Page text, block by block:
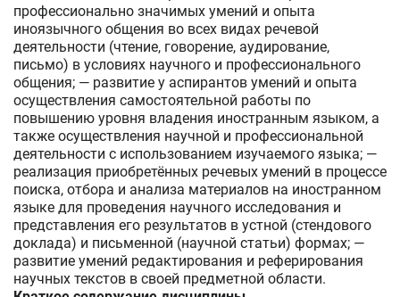
профессионально значимых умений и опыта
иноязычного общения во всех видах речевой
деятельности (чтение, говорение, аудирование,
письмо) в условиях научного и профессионального
общения; — развитие у аспирантов умений и опыта
осуществления самостоятельной работы по
повышению уровня владения иностранным языком, а
также осуществления научной и профессиональной
деятельности с использованием изучаемого языка; —
реализация приобретённых речевых умений в процессе
поиска, отбора и анализа материалов на иностранном
языке для проведения научного исследования и
представления его результатов в устной (стендового
доклада) и письменной (научной статьи) формах; —
развитие умений редактирования и реферирования
научных текстов в своей предметной области.